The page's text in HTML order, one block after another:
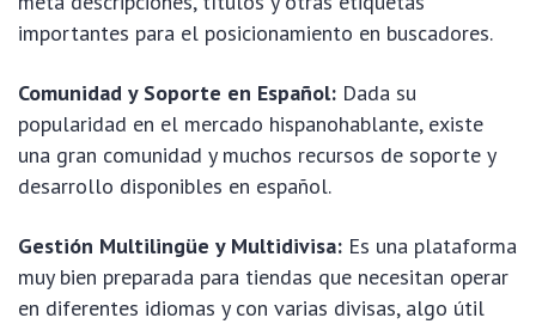
importantes para el posicionamiento en buscadores.
Comunidad y Soporte en Español: Dada su
popularidad en el mercado hispanohablante, existe
una gran comunidad y muchos recursos de soporte y
desarrollo disponibles en español.
Gestión Multilingüe y Multidivisa: Es una plataforma
muy bien preparada para tiendas que necesitan operar
en diferentes idiomas y con varias divisas, algo útil